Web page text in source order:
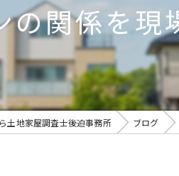
の関係を現
土地家屋調査士後迫事務所 ブログ